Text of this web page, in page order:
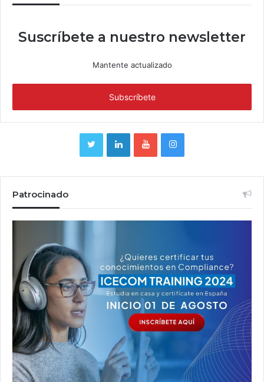
Suscríbete a nuestro newsletter
Mantente actualizado
Patrocinado